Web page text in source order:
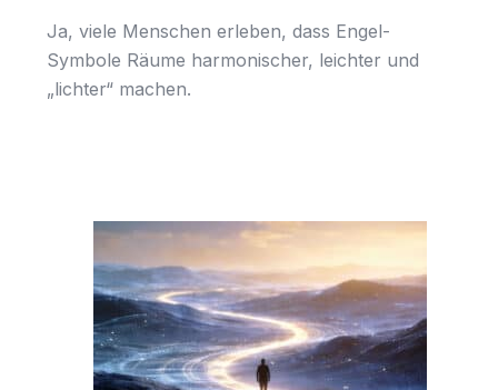
Ja, viele Menschen erleben, dass Engel-
Symbole Räume harmonischer, leichter und
„lichter“ machen.